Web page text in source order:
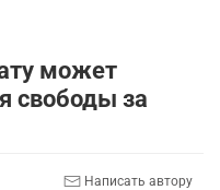
может
свободы за
Написать автору